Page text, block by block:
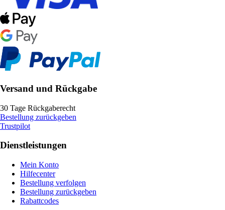
Versand und Rückgabe
30 Tage Rückgaberecht
Bestellung zurückgeben
Trustpilot
Dienstleistungen
Mein Konto
Hilfecenter
Bestellung verfolgen
Bestellung zurückgeben
Rabattcodes